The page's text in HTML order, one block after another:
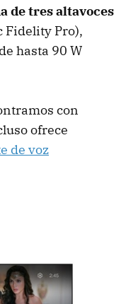
de tres altavoces
Fidelity Pro),
hasta 90 W
con
ofrece
de voz